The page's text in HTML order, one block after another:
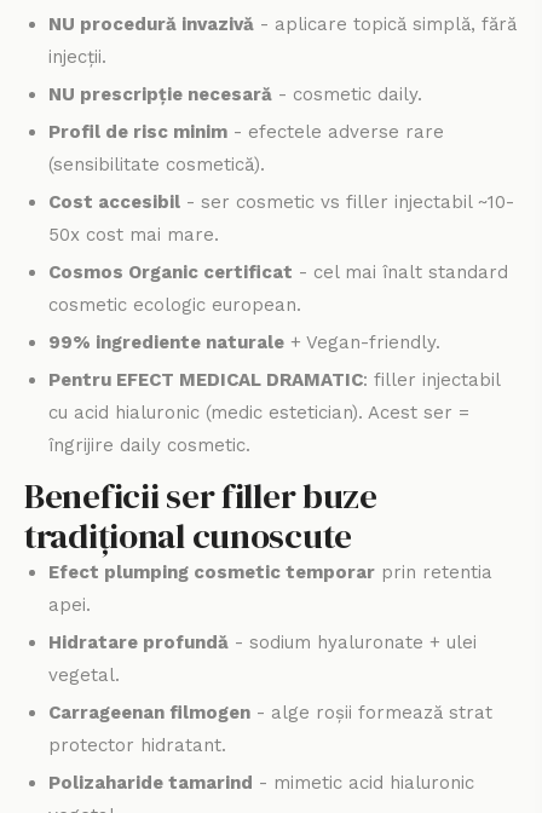
NU procedură invazivă - aplicare topică simplă, fără
injecții.
NU prescripție necesară - cosmetic daily.
Profil de risc minim - efectele adverse rare
(sensibilitate cosmetică).
Cost accesibil - ser cosmetic vs filler injectabil ~10-
50x cost mai mare.
Cosmos Organic certificat - cel mai înalt standard
cosmetic ecologic european.
99% ingrediente naturale + Vegan-friendly.
Pentru EFECT MEDICAL DRAMATIC: filler injectabil
cu acid hialuronic (medic estetician). Acest ser =
îngrijire daily cosmetic.
Beneficii ser filler buze
tradițional cunoscute
Efect plumping cosmetic temporar prin retentia
apei.
Hidratare profundă - sodium hyaluronate + ulei
vegetal.
Carrageenan filmogen - alge roșii formează strat
protector hidratant.
Polizaharide tamarind - mimetic acid hialuronic